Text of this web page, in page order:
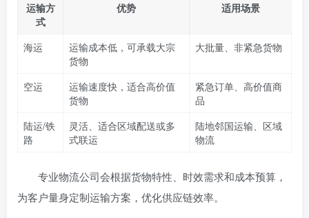
运输方
式
优势 适用场景
海运
运输成本低，可承载大宗
货物
大批量、非紧急货物
空运
运输速度快，适合高价值
货物
紧急订单、高价值商
品
陆运/铁
路
灵活、适合区域配送或多
式联运
陆地邻国运输、区域
物流
专业物流公司会根据货物特性、时效需求和成本预算，
为客户量身定制运输方案，优化供应链效率。